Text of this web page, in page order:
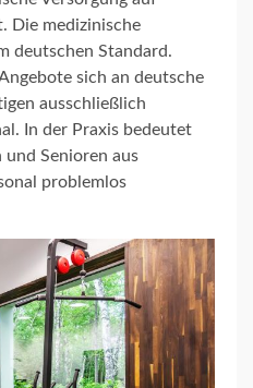
Die medizinische
deutschen Standard.
sich an deutsche
ausschließlich
In der Praxis bedeutet
und Senioren aus
problemlos